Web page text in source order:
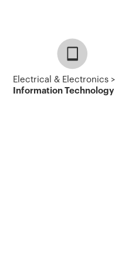
Electrical & Electronics >
Information Technology